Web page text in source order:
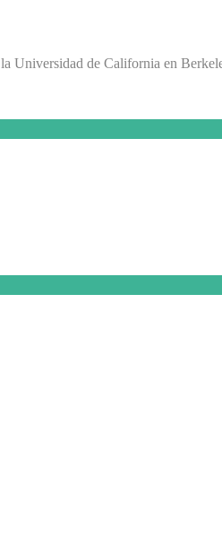
Universidad de California en